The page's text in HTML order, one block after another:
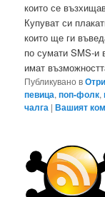
които се
Купуват си
които ще ги
по сумати SMS-и
имат
Публикувано в
певица,поп-фолк,
чалга |Вашият